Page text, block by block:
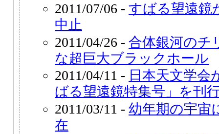
2011/07/06 - すばる望遠鏡
中止
2011/04/26 - 合体銀河のチ
な超巨大ブラックホール
2011/04/11 - 日本天文学会
ばる望遠鏡特集号」を刊
2011/03/11 - 幼年期の宇宙
在